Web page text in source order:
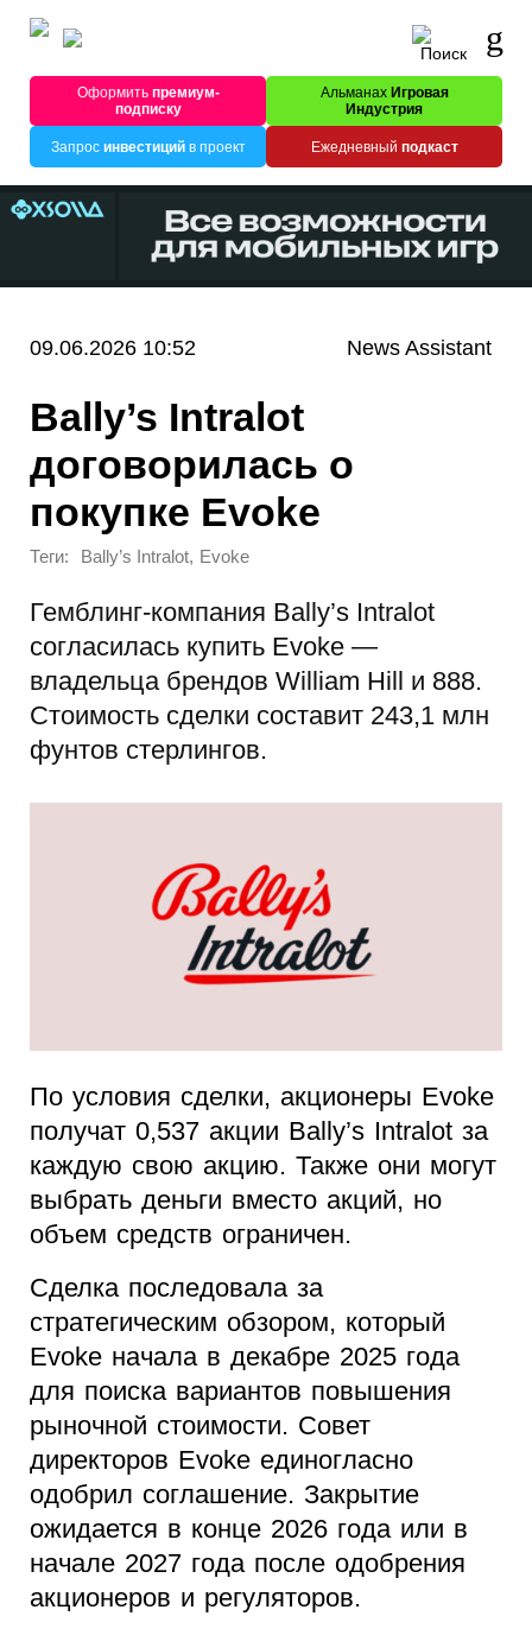
Оформитьпремиум-
подписку
Альманах Игровая
Индустрия
Запрос инвестицийв проект Ежедневный подкаст
09.06.2026 10:52 News Assistant
Bally’s Intralot
договорилась о
покупке Evoke
Теги: Bally’s Intralot, Evoke
Гемблинг-компания Bally’s Intralot
согласилась купить Evoke —
владельца брендов William Hill и 888.
Стоимость сделки составит 243,1 млн
фунтов стерлингов.
По условия сделки, акционеры Evoke
получат 0,537 акции Bally’s Intralot за
каждую свою акцию. Также они могут
выбрать деньги вместо акций, но
объем средств ограничен.
Сделка последовала за
стратегическим обзором, который
Evoke начала в декабре 2025 года
для поиска вариантов повышения
рыночной стоимости. Совет
директоров Evoke единогласно
одобрил соглашение. Закрытие
ожидается в конце 2026 года или в
начале 2027 года после одобрения
акционеров и регуляторов.